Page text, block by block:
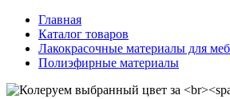
Главная
Каталог товаров
Лакокрасочные материалы для
Полиэфирные материалы